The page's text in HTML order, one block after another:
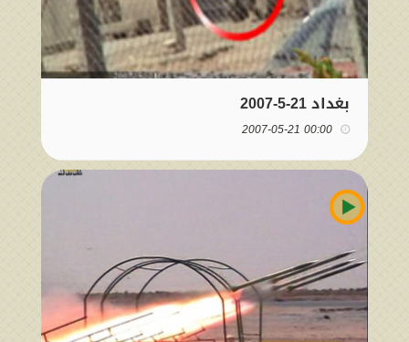
بغداد 21-5-2007
00:00 2007-05-21